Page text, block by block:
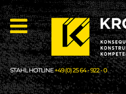
STAHL HOTLINE+49 (0) 25 64 - 922 - 0